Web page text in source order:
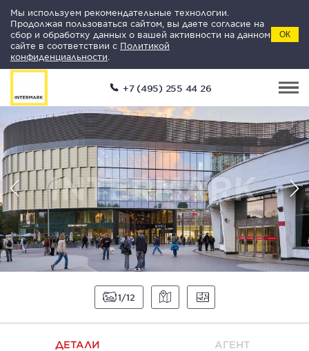
Мы используем рекомендательные технологии.
Продолжая пользоваться сайтом, вы даете согласие на
сбор и обработку данных о вашей активности на данном
сайте в соответствии с Политикой
конфиденциальности
ОК
+7 (495) 255 44 26
1 12
ДЕТАЛИ АГЕНТ